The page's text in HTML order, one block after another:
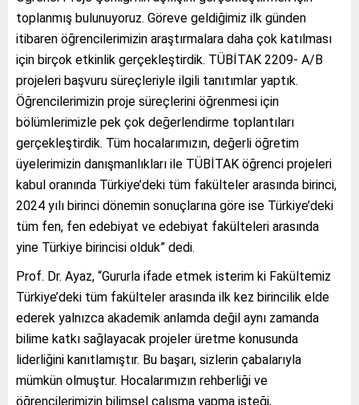
toplanmış bulunuyoruz. Göreve geldiğimiz ilk günden
itibaren öğrencilerimizin araştırmalara daha çok katılması
için birçok etkinlik gerçekleştirdik. TÜBİTAK 2209- A/B
projeleri başvuru süreçleriyle ilgili tanıtımlar yaptık.
Öğrencilerimizin proje süreçlerini öğrenmesi için
bölümlerimizle pek çok değerlendirme toplantıları
gerçekleştirdik. Tüm hocalarımızın, değerli öğretim
üyelerimizin danışmanlıkları ile TÜBİTAK öğrenci projeleri
kabul oranında Türkiye’deki tüm fakülteler arasında birinci,
2024 yılı birinci dönemin sonuçlarına göre ise Türkiye’deki
tüm fen, fen edebiyat ve edebiyat fakülteleri arasında
yine Türkiye birincisi olduk” dedi.
Prof. Dr. Ayaz, “Gururla ifade etmek isterim ki Fakültemiz
Türkiye’deki tüm fakülteler arasında ilk kez birincilik elde
ederek yalnızca akademik anlamda değil aynı zamanda
bilime katkı sağlayacak projeler üretme konusunda
liderliğini kanıtlamıştır. Bu başarı, sizlerin çabalarıyla
mümkün olmuştur. Hocalarımızın rehberliği ve
öğrencilerimizin bilimsel çalışma yapma isteği,